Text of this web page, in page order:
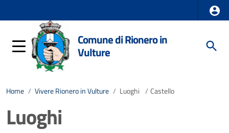
Comune di Rionero in
Vulture
Home / Vivere Rionero in Vulture / Luoghi / Castello
Luoghi